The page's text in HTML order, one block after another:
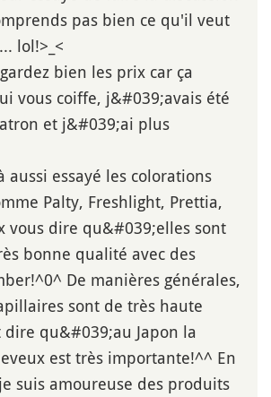
pas bien ce qu'il veut
lol!>_<
bien les prix car ça
vous coiffe, j&#039;avais été
et j&#039;ai plus
aussi essayé les colorations
Palty, Freshlight, Prettia,
vous dire qu&#039;elles sont
bonne qualité avec des
De manières générales,
sont de très haute
qu&#039;au Japon la
est très importante!^^ En
suis amoureuse des produits